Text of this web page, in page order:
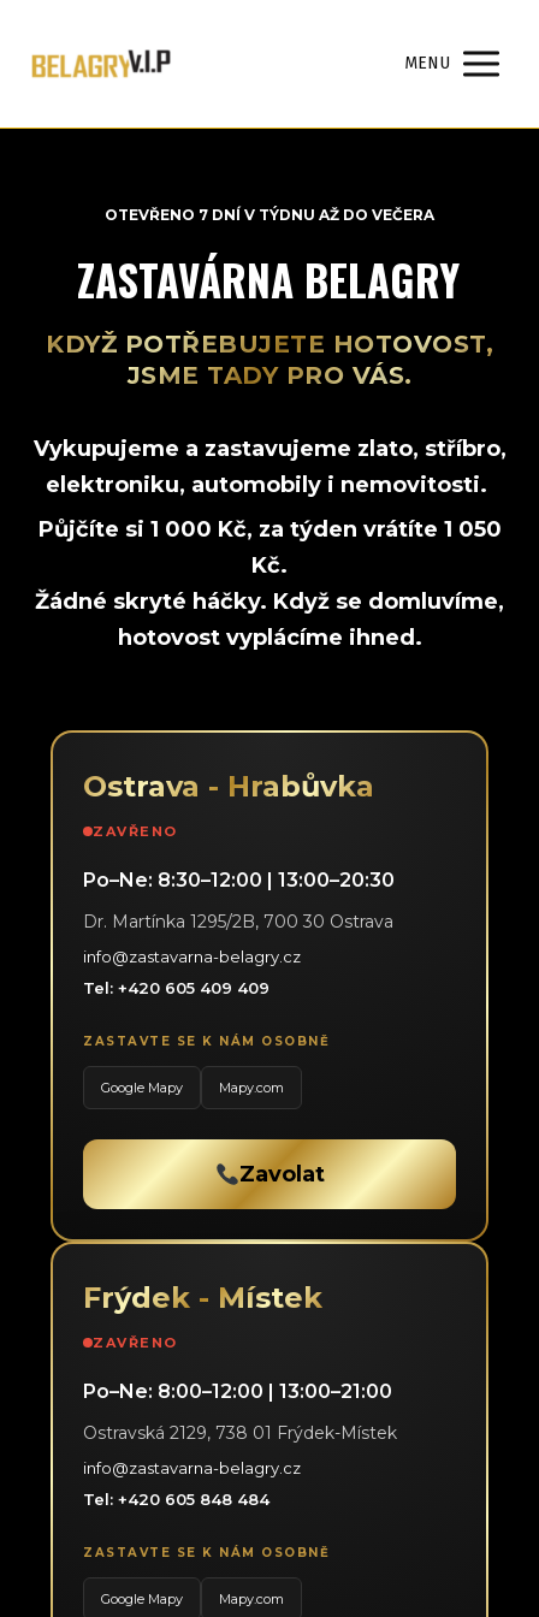
MENU
OTEVŘENO 7 DNÍ V TÝDNU AŽ DO VEČERA
ZASTAVÁRNA BELAGRY
KDYŽ POTŘEBUJETE HOTOVOST,
JSME TADY PRO VÁS.
Vykupujeme a zastavujeme zlato, stříbro,
elektroniku, automobily i nemovitosti.
Půjčíte si 1 000 Kč, za týden vrátíte 1 050
Kč.
Žádné skryté háčky. Když se domluvíme,
hotovost vyplácíme ihned.
Ostrava - Hrabůvka
ZAVŘENO
Po–Ne: 8:30–12:00 | 13:00–20:30
Dr. Martínka 1295/2B, 700 30 Ostrava
info@zastavarna-belagry.cz
Tel: +420 605 409 409
ZASTAVTE SE K NÁM OSOBNĚ
Google Mapy Mapy.com
Zavolat
Frýdek - Místek
ZAVŘENO
Po–Ne: 8:00–12:00 | 13:00–21:00
Ostravská 2129, 738 01 Frýdek-Místek
info@zastavarna-belagry.cz
Tel: +420 605 848 484
ZASTAVTE SE K NÁM OSOBNĚ
Google Mapy Mapy.com